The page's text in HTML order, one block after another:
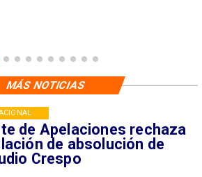
de Apelaciones rechaza
de absolución de
Crespo
MÁS NOTICIAS